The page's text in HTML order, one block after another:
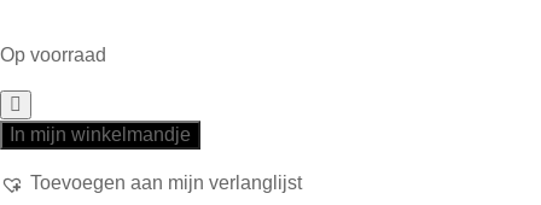
Op voorraad
In mijn winkelmandje
Toevoegen aan mijn verlanglijst